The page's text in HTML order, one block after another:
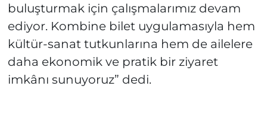
buluşturmak için çalışmalarımız devam
ediyor. Kombine bilet uygulamasıyla hem
kültür-sanat tutkunlarına hem de ailelere
daha ekonomik ve pratik bir ziyaret
imkânı sunuyoruz” dedi.